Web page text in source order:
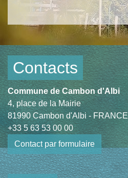
Contacts
Commune de Cambon d'Albi
4, place de la Mairie
81990 Cambon d'Albi - FRANCE
+33 5 63 53 00 00
Contact par formulaire